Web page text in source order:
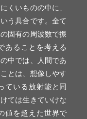
くいものの中に、
う具合です。全て
固有の周波数で振
あることを考える
中では、人間であ
とは、想像しやす
ている放射能と同
ては生きていけな
値を超えた世界で